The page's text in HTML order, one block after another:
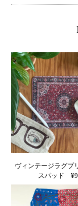
ヴィンテージラグプ
スパッド